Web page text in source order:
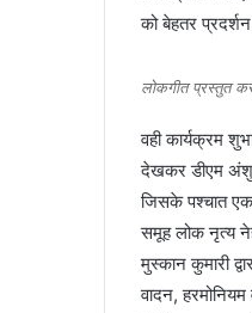
को बेहतर
लोकगीत प्रस्तुत
वही कार्यक्रम
देखकर डीएम
जिसके पश्चात
समूह लोक नृत्य
मुस्कान कुमारी
वादन,